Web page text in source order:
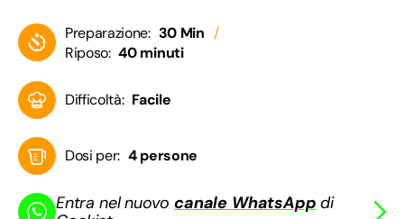
Preparazione: 30 Min
Riposo: 40 minuti
Difficoltà: Facile
Dosi per: 4 persone
Entra nel nuovocanale WhatsApp di